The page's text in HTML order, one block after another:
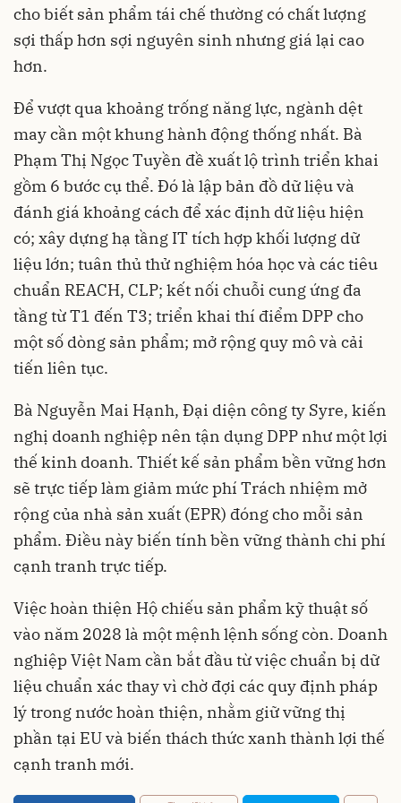
cho biết sản phẩm tái chế thường có chất lượng
sợi thấp hơn sợi nguyên sinh nhưng giá lại cao
hơn.
Để vượt qua khoảng trống năng lực, ngành dệt
may cần một khung hành động thống nhất. Bà
Phạm Thị Ngọc Tuyền đề xuất lộ trình triển khai
gồm 6 bước cụ thể. Đó là lập bản đồ dữ liệu và
đánh giá khoảng cách để xác định dữ liệu hiện
có; xây dựng hạ tầng IT tích hợp khối lượng dữ
liệu lớn; tuân thủ thử nghiệm hóa học và các tiêu
chuẩn REACH, CLP; kết nối chuỗi cung ứng đa
tầng từ T1 đến T3; triển khai thí điểm DPP cho
một số dòng sản phẩm; mở rộng quy mô và cải
tiến liên tục.
Bà Nguyễn Mai Hạnh, Đại diện công ty Syre, kiến
nghị doanh nghiệp nên tận dụng DPP như một lợi
thế kinh doanh. Thiết kế sản phẩm bền vững hơn
sẽ trực tiếp làm giảm mức phí Trách nhiệm mở
rộng của nhà sản xuất (EPR) đóng cho mỗi sản
phẩm. Điều này biến tính bền vững thành chi phí
cạnh tranh trực tiếp.
Việc hoàn thiện Hộ chiếu sản phẩm kỹ thuật số
vào năm 2028 là một mệnh lệnh sống còn. Doanh
nghiệp Việt Nam cần bắt đầu từ việc chuẩn bị dữ
liệu chuẩn xác thay vì chờ đợi các quy định pháp
lý trong nước hoàn thiện, nhằm giữ vững thị
phần tại EU và biến thách thức xanh thành lợi thế
cạnh tranh mới.